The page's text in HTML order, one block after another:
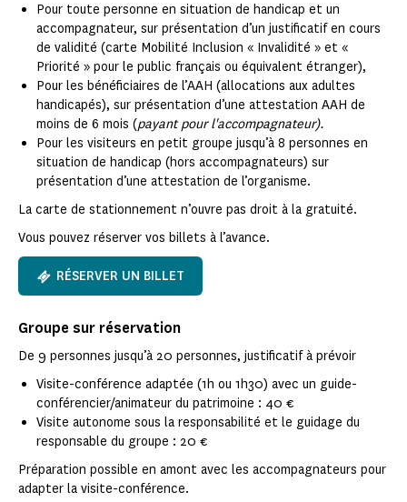
Pour toute personne en situation de handicap et un
accompagnateur, sur présentation d’un justificatif en cours
de validité (carte Mobilité Inclusion « Invalidité » et «
Priorité » pour le public français ou équivalent étranger),
Pour les bénéficiaires de l’AAH (allocations aux adultes
handicapés), sur présentation d’une attestation AAH de
moins de 6 mois (payant pour l'accompagnateur).
Pour les visiteurs en petit groupe jusqu’à 8 personnes en
situation de handicap (hors accompagnateurs) sur
présentation d’une attestation de l’organisme.
La carte de stationnement n’ouvre pas droit à la gratuité.
Vous pouvez réserver vos billets à l’avance.
RÉSERVER UN BILLET
Groupe sur réservation
De 9 personnes jusqu’à 20 personnes, justificatif à prévoir
Visite-conférence adaptée (1h ou 1h30) avec un guide-
conférencier/animateur du patrimoine : 40 €
Visite autonome sous la responsabilité et le guidage du
responsable du groupe : 20 €
Préparation possible en amont avec les accompagnateurs pour
adapter la visite-conférence.